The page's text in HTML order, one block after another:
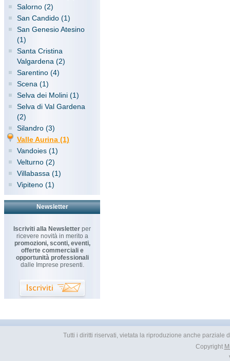
Salorno (2)
San Candido (1)
San Genesio Atesino
(1)
Santa Cristina
Valgardena (2)
Sarentino (4)
Scena (1)
Selva dei Molini (1)
Selva di Val Gardena
(2)
Silandro (3)
Valle Aurina (1)
Vandoies (1)
Velturno (2)
Villabassa (1)
Vipiteno (1)
Newsletter
Iscriviti alla Newsletter per
ricevere novità in merito a
promozioni, sconti, eventi,
offerte commerciali e
opportunità professionali
dalle Imprese presenti.
Tutti i diritti riservati, vietata la riproduzione anche parziale
Copyright